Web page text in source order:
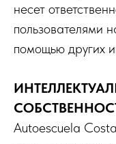
несет
пользователями
помощью других
Autoescuela